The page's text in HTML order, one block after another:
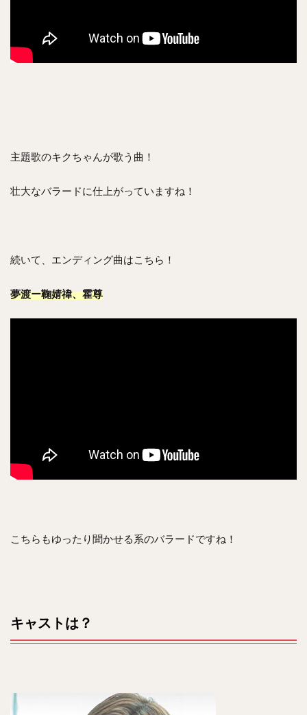
主題歌のキクちゃんが歌う曲！
壮大なバラードに仕上がっていますね！
続いて、エンディング曲はこちら！
夢渡ー鞠婧禕、霍尊
こちらもゆったり聞かせる系のバラードですね！
キャストは？